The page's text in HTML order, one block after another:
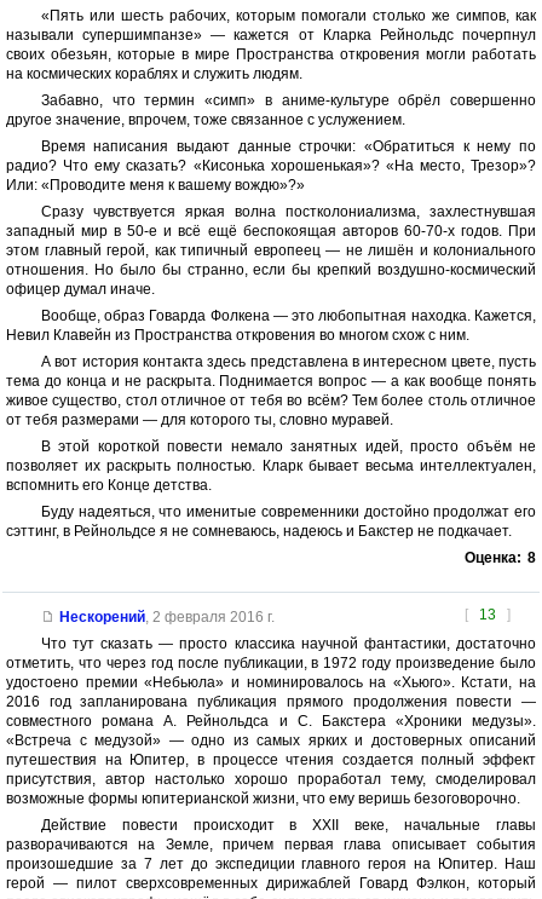
«Пять или шесть рабочих, которым помогали столько же симпов, как
называли супершимпанзе» — кажется от Кларка Рейнольдс почерпнул
своих обезьян, которые в мире Пространства откровения могли работать
на космических кораблях и служить людям.
Забавно, что термин «симп» в аниме-культуре обрёл совершенно
другое значение, впрочем, тоже связанное с услужением.
Время написания выдают данные строчки: «Обратиться к нему по
радио? Что ему сказать? «Кисонька хорошенькая»? «На место, Трезор»?
Или: «Проводите меня к вашему вождю»?»
Сразу чувствуется яркая волна постколониализма, захлестнувшая
западный мир в 50-е и всё ещё беспокоящая авторов 60-70-х годов. При
этом главный герой, как типичный европеец — не лишён и колониального
отношения. Но было бы странно, если бы крепкий воздушно-космический
офицер думал иначе.
Вообще, образ Говарда Фолкена — это любопытная находка. Кажется,
Невил Клавейн из Пространства откровения во многом схож с ним.
А вот история контакта здесь представлена в интересном цвете, пусть
тема до конца и не раскрыта. Поднимается вопрос — а как вообще понять
живое существо, стол отличное от тебя во всём? Тем более столь отличное
от тебя размерами — для которого ты, словно муравей.
В этой короткой повести немало занятных идей, просто объём не
позволяет их раскрыть полностью. Кларк бывает весьма интеллектуален,
вспомнить его Конце детства.
Буду надеяться, что именитые современники достойно продолжат его
сэттинг, в Рейнольдсе я не сомневаюсь, надеюсь и Бакстер не подкачает.
Оценка: 8
[ 13 ]
Нескорений, 2 февраля 2016 г.
Что тут сказать — просто классика научной фантастики, достаточно
отметить, что через год после публикации, в 1972 году произведение было
удостоено премии «Небьюла» и номинировалось на «Хьюго». Кстати, на
2016 год запланирована публикация прямого продолжения повести —
совместного романа А. Рейнольдса и С. Бакстера «Хроники медузы».
«Встреча с медузой» — одно из самых ярких и достоверных описаний
путешествия на Юпитер, в процессе чтения создается полный эффект
присутствия, автор настолько хорошо проработал тему, смоделировал
возможные формы юпитерианской жизни, что ему веришь безоговорочно.
Действие повести происходит в XXII веке, начальные главы
разворачиваются на Земле, причем первая глава описывает события
произошедшие за 7 лет до экспедиции главного героя на Юпитер. Наш
герой — пилот сверхсовременных дирижаблей Говард Фэлкон, который